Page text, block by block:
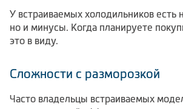
У встраиваемых холодильников есть
но и минусы. Когда планируете
это в виду.
Сложности с разморозкой
Часто владельцы встраиваемых